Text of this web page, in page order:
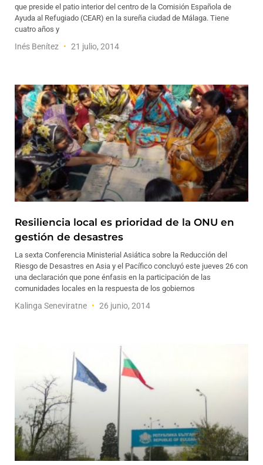
que preside el patio interior del centro de la Comisión Española de
Ayuda al Refugiado (CEAR) en la sureña ciudad de Málaga. Tiene
cuatro años y
Inés Benítez 21 julio, 2014
Resiliencia local es prioridad de la ONU en
gestión de desastres
La sexta Conferencia Ministerial Asiática sobre la Reducción del
Riesgo de Desastres en Asia y el Pacífico concluyó este jueves 26 con
una declaración que pone énfasis en la participación de las
comunidades locales en la respuesta de los gobiernos
Kalinga Seneviratne 26 junio, 2014